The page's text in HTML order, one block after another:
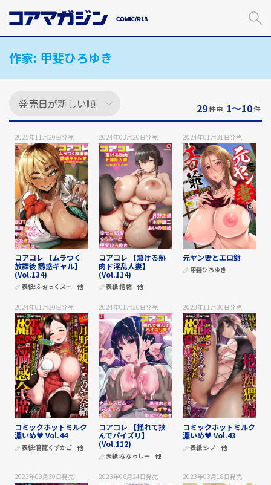
ン
作家: 甲斐ひろゆき
29件中 1〜10件
2025年11月20日発売
コアコレ 【ムラつく
放課後 誘惑ギャル】
(Vol.134)
表紙:ふぉっくスー 他
2024年03月20日発売
コアコレ 【蕩ける熟
肉ド淫乱人妻】
(Vol.114)
表紙:情緒 他
2024年01月31日発売
元ヤン妻とエロ爺
甲斐ひろゆき
2024年01月30日発売
コミックホットミルク
濃いめ♥ Vol.44
表紙:葛籠くずかご 他
2024年01月20日発売
コアコレ 【揺れて挟
んでパイズリ】
(Vol.112)
表紙:ななっしー 他
2023年11月30日発売
コミックホットミルク
濃いめ♥ Vol.43
表紙:シノ 他
2023年09月30日発売 2023年06月24日発売 2023年03月18日発売